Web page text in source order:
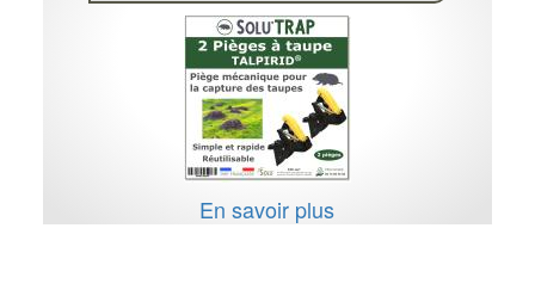
En savoir plus